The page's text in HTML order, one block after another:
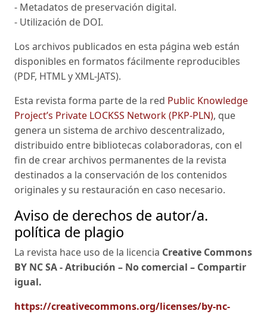
- Metadatos de preservación digital.
- Utilización de DOI.
Los archivos publicados en esta página web están
disponibles en formatos fácilmente reproducibles
(PDF, HTML y XML-JATS).
Esta revista forma parte de la red Public Knowledge
Project’s Private LOCKSS Network (PKP-PLN), que
genera un sistema de archivo descentralizado,
distribuido entre bibliotecas colaboradoras, con el
fin de crear archivos permanentes de la revista
destinados a la conservación de los contenidos
originales y su restauración en caso necesario.
Aviso de derechos de autor/a.
política de plagio
La revista hace uso de la licencia Creative Commons
BY NC SA - Atribución – No comercial – Compartir
igual.
https://creativecommons.org/licenses/by-nc-